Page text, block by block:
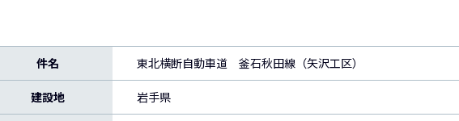
件名 東北横断自動車道 釜石秋田線（矢沢工区）
建設地 岩手県